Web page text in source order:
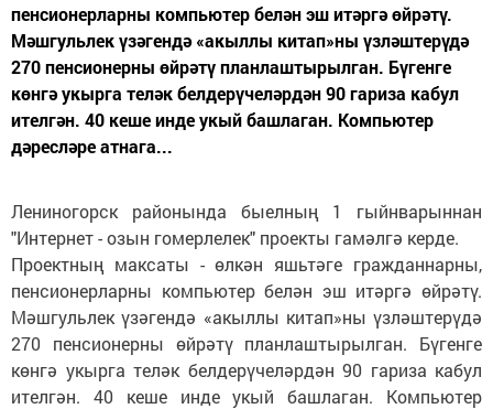
пенсионерларны компьютер белән эш итәргә өйрәтү.
Мәшгульлек үзәгендә «акыллы китап»ны үзләштерүдә
270 пенсионерны өйрәтү планлаштырылган. Бүгенге
көнгә укырга теләк белдерүчеләрдән 90 гариза кабул
ителгән. 40 кеше инде укый башлаган. Компьютер
дәресләре атнага...
Лениногорск районында быелның 1 гыйнварыннан
"Интернет - озын гомерлелек" проекты гамәлгә керде.
Проектның максаты - өлкән яшьтәге гражданнарны,
пенсионерларны компьютер белән эш итәргә өйрәтү.
Мәшгульлек үзәгендә «акыллы китап»ны үзләштерүдә
270 пенсионерны өйрәтү планлаштырылган. Бүгенге
көнгә укырга теләк белдерүчеләрдән 90 гариза кабул
ителгән. 40 кеше инде укый башлаган. Компьютер